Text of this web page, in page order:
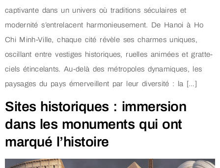
captivante dans un univers où traditions séculaires et
modernité s’entrelacent harmonieusement. De Hanoi à Ho
Chi Minh-Ville, chaque cité révèle ses charmes uniques,
oscillant entre vestiges historiques, ruelles animées et gratte-
ciels étincelants. Au-delà des métropoles dynamiques, les
paysages du pays émerveillent par leur diversité : la […]
Sites historiques : immersion
dans les monuments qui ont
marqué l’histoire